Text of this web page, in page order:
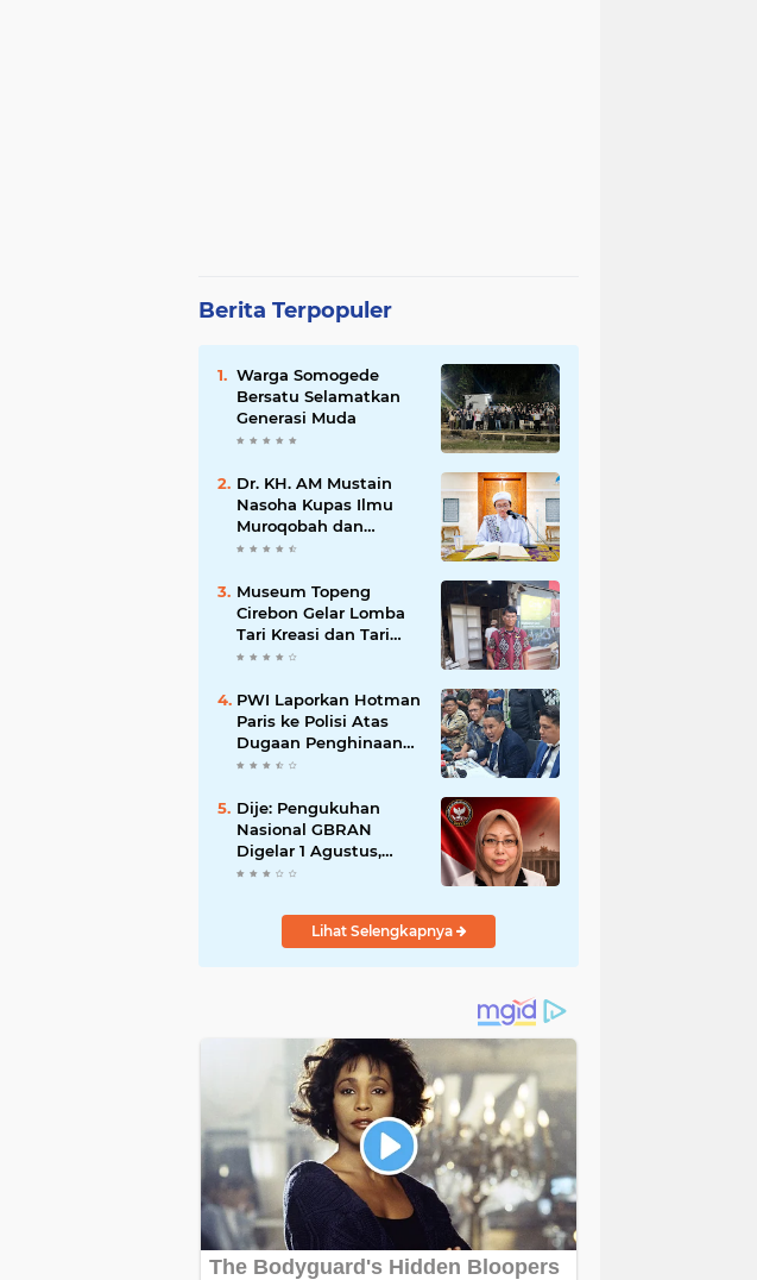
Berita Terpopuler
Warga Somogede
Bersatu Selamatkan
Generasi Muda
Dr. KH. AM Mustain
Nasoha Kupas Ilmu
Muroqobah dan
Ma'rifatullah dalam
Ulumuddin
Museum Topeng
Cirebon Gelar Lomba
Tari Kreasi dan Tari
Topeng, Perebutkan
PWI Laporkan Hotman
Paris ke Polisi Atas
Dugaan Penghinaan
Profesi Wartawan
Dije: Pengukuhan
Nasional GBRAN
Digelar 1 Agustus,
Diikuti 38 DPD dan
Lihat Selengkapnya